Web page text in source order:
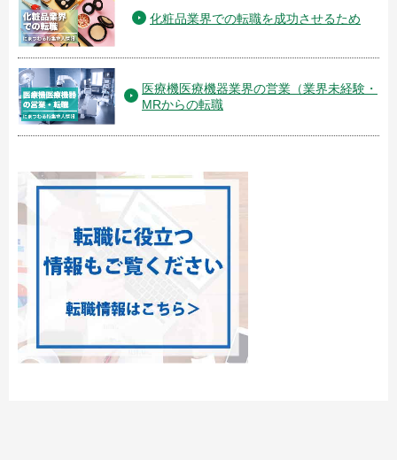
化粧品業界での転職を成功させるため
医療機医療機器業界の営業（業界未経験・
MRからの転職